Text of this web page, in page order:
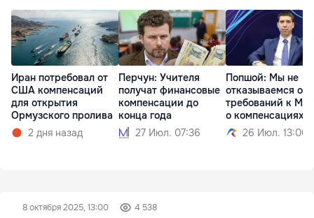
Иран потребовал от
США компенсаций
для открытия
Ормузского пролива
2 дня назад
Перчун: Учителя
получат финансовые
компенсации до
конца года
27 Июл. 07:36
Попшой: Мы не
отказываемся от
требований к
о компенсациях
26 Июл. 13:00
8 октября 2025, 13:00 4 538